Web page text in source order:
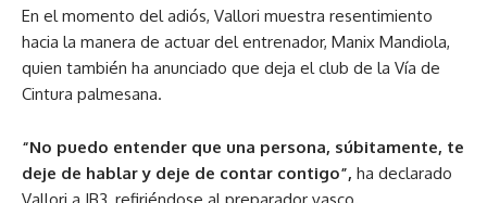
En el momento del adiós, Vallori muestra resentimiento
hacia la manera de actuar del entrenador, Manix Mandiola,
quien también ha anunciado que deja el club de la Vía de
Cintura palmesana.
“No puedo entender que una persona, súbitamente, te
deje de hablar y deje de contar contigo”, ha declarado
Vallori a IB3, refiriéndose al preparador vasco.